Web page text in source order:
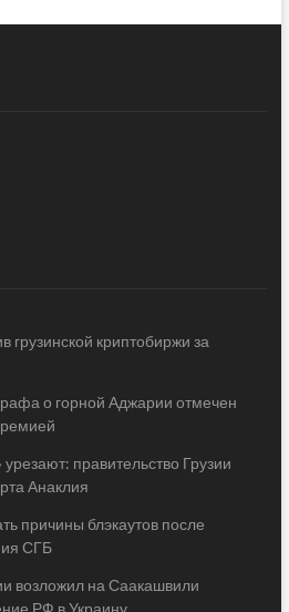
криптобиржи за
о горной Аджарии отмечен
правительство Грузии
Анаклия
причины блэкаутов после
СГБ
возложил на Саакашвили